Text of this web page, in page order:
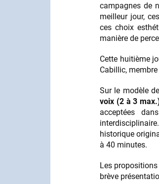
campagnes de
meilleur jour,
ces choix
manière de
Cette huitième
Cabillic,
Sur le modèle
voix (2 à 3
acceptées
historique
à 40 minutes.
Les
brève